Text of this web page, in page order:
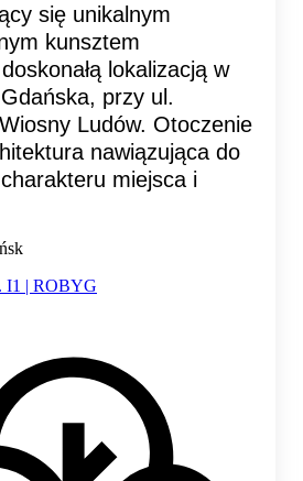
się unikalnym
kunsztem
lokalizacją w
przy ul.
Ludów. Otoczenie
nawiązująca do
miejsca i
I1 | ROBYG